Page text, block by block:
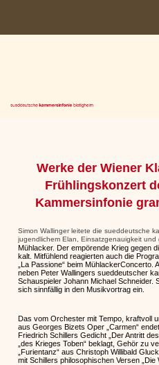
Zum
Werke der Wiener
Frühlingskonzert
Kammersinfonie
Simon Wallinger leitete die sueddeutsche
jugendlichem Elan, Einsatzgenauigkeit und
Mühlacker. Der empörende Krieg gegen
kalt. Mitfühlend reagierten auch die
„La Passione“ beim MühlackerConcerto.
neben Peter Wallingers sueddeutscher
Schauspieler Johann Michael Schneider.
sich sinnfällig in den Musikvortrag ein.
Das vom Orchester mit Tempo, kraftvoll
aus Georges Bizets Oper „Carmen“
Friedrich Schillers Gedicht „Der Antritt
„des Krieges Toben“ beklagt, Gehör zu
„Furientanz“ aus Christoph Willibald
mit Schillers philosophischen Versen „Die